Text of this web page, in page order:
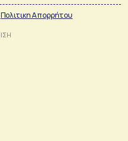
Πολιτικη Απορρήτου